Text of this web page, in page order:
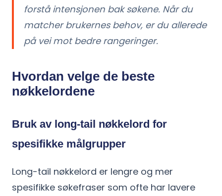
forstå intensjonen bak søkene. Når du
matcher brukernes behov, er du allerede
på vei mot bedre rangeringer.
Hvordan velge de beste
nøkkelordene
Bruk av long-tail nøkkelord for
spesifikke målgrupper
Long-tail nøkkelord er lengre og mer
spesifikke søkefraser som ofte har lavere